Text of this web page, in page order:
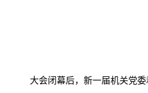
大会闭幕后，新一届机关党